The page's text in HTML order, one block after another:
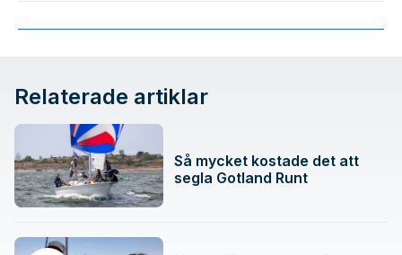
Relaterade artiklar
Så mycket kostade det att
segla Gotland Runt